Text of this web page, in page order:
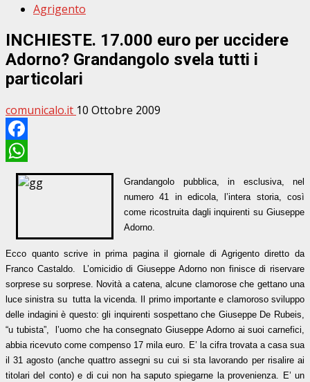
Agrigento
INCHIESTE. 17.000 euro per uccidere
Adorno? Grandangolo svela tutti i
particolari
comunicalo.it 10 Ottobre 2009
Facebook
WhatsApp
Grandangolo pubblica, in esclusiva, nel
numero 41 in edicola, l’intera storia, così
come ricostruita dagli inquirenti su Giuseppe
Adorno.
Ecco quanto scrive in prima paginail giornale di Agrigento diretto da
Franco Castaldo. L’omicidio di Giuseppe Adorno non finisce di riservare
sorprese su sorprese. Novità a catena, alcune clamorose che gettano una
luce sinistra su tutta la vicenda. Il primo importante e clamoroso sviluppo
delle indagini è questo: gli inquirenti sospettano che Giuseppe De Rubeis,
“u tubista”, l’uomo che ha consegnato Giuseppe Adorno ai suoi carnefici,
abbia ricevuto come compenso 17 mila euro. E’ la cifra trovata a casa sua
il 31 agosto (anche quattro assegni su cui si sta lavorando per risalire ai
titolari del conto) e di cui non ha saputo spiegarne la provenienza. E’ un